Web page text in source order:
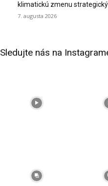
klimatickú zmenu
7. augusta 2026
Sledujte nás na